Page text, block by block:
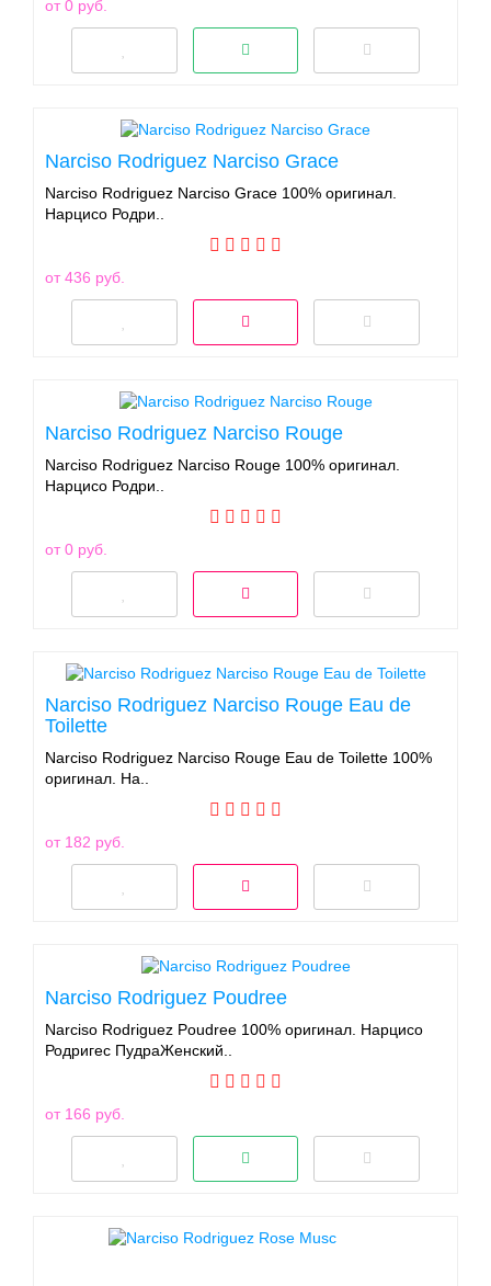
от 0 руб.
Narciso Rodriguez Narciso Grace
Narciso Rodriguez Narciso Grace 100% оригинал.
Нарцисо Родри..
от 436 руб.
Narciso Rodriguez Narciso Rouge
Narciso Rodriguez Narciso Rouge 100% оригинал.
Нарцисо Родри..
от 0 руб.
Narciso Rodriguez Narciso Rouge Eau de
Toilette
Narciso Rodriguez Narciso Rouge Eau de Toilette 100%
оригинал. На..
от 182 руб.
Narciso Rodriguez Poudree
Narciso Rodriguez Poudree 100% оригинал. Нарцисо
Родригес ПудраЖенский..
от 166 руб.